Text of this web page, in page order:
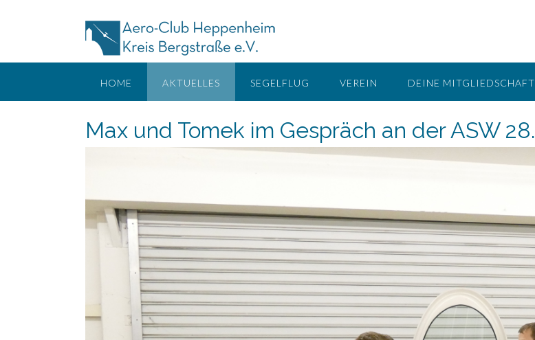
HOME AKTUELLES SEGELFLUG VEREIN DEINE MITGLIEDSCHAFT
Max und Tomek im Gespräch an der ASW 28.